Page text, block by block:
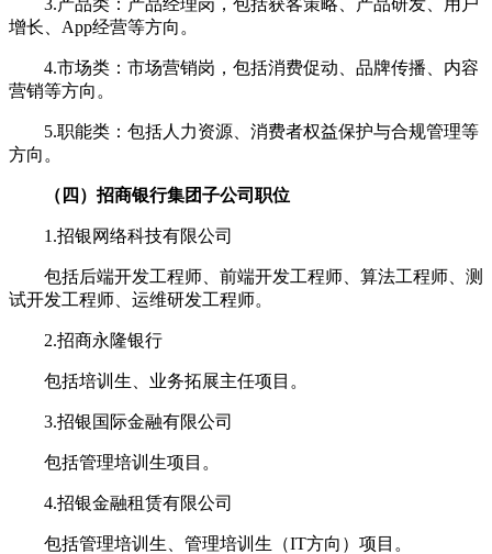
3.产品类：产品经理岗，包括获客策略、产品研发、用户
增长、App经营等方向。
4.市场类：市场营销岗，包括消费促动、品牌传播、内容
营销等方向。
5.职能类：包括人力资源、消费者权益保护与合规管理等
方向。
（四）招商银行集团子公司职位
1.招银网络科技有限公司
包括后端开发工程师、前端开发工程师、算法工程师、测
试开发工程师、运维研发工程师。
2.招商永隆银行
包括培训生、业务拓展主任项目。
3.招银国际金融有限公司
包括管理培训生项目。
4.招银金融租赁有限公司
包括管理培训生、管理培训生（IT方向）项目。